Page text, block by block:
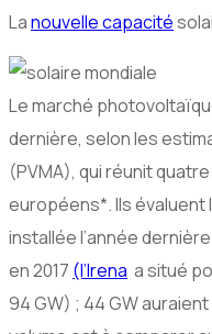
Lanouvelle capacité
Le marché
dernière, selon les
(PVMA), qui réunit
européens*. Ils
installée l’année
en 2017 (l’Irena a situé
94 GW) ; 44 GW